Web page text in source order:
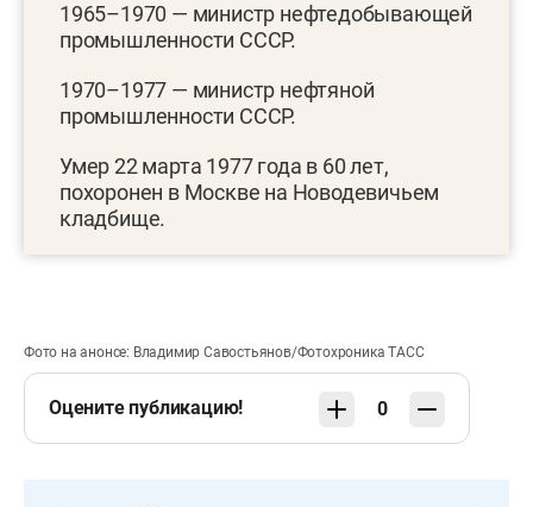
1965–1970 — министр нефтедобывающей
промышленности СССР.
1970–1977 — министр нефтяной
промышленности СССР.
Умер 22 марта 1977 года в 60 лет,
похоронен в Москве на Новодевичьем
кладбище.
Фото на анонсе: Владимир Савостьянов/Фотохроника ТАСС
Оцените публикацию! 0